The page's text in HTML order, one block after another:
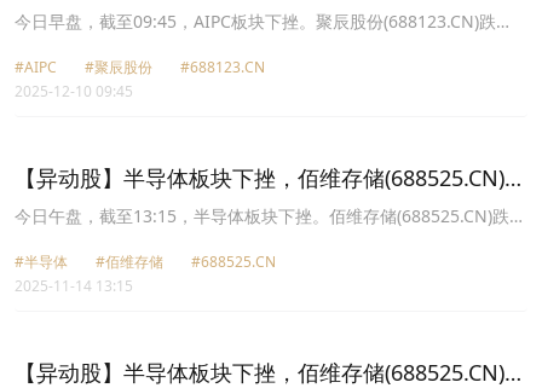
7.44%
今日早盘，截至09:45，AIPC板块下挫。聚辰股份(688123.CN)跌
股份(002975.CN)跌4.85%报73.36元，生益电子(688183.CN)跌
4.56%报100.78元，江波龙(301308.CN)跌4.33%报258.67元，信音
#AIPC #聚辰股份
#688123.CN
2025-12-10 09:45
【异动股】半导体板块下挫，佰维存储(688525.CN)跌
10.24%
今日午盘，截至13:15，半导体板块下挫。佰维存储(688525.CN)跌
辰股份(688123.CN)跌8.97%报144.2元，康强电子(002119.CN)跌
8.75%报18.05元，江波龙(301308.CN)跌8.68%报297.9元，长光华
#半导体 #佰维存储
#688525.CN
2025-11-14 13:15
【异动股】半导体板块下挫，佰维存储(688525.CN)跌